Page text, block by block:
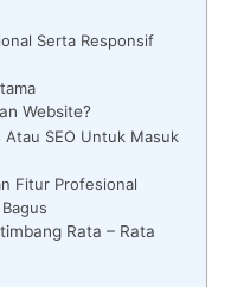
Serta Responsif
Website?
SEO Untuk Masuk
Fitur Profesional
Rata – Rata